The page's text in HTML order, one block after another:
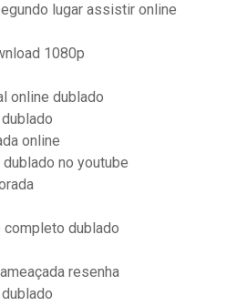
lugar assistir online
1080p
online dublado
online
no youtube
completo dublado
resenha